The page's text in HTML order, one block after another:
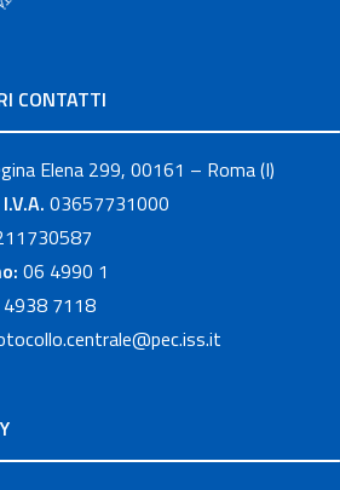
CONTATTI
Elena 299, 00161 – Roma (I)
03657731000
06 4990 1
7118